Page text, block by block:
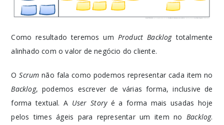
Como resultado teremos um Product Backlogtotalmente
alinhado com o valor de negócio do cliente.
OScrum não fala como podemos representar cada item no
Backlog, podemos escrever de várias forma, inclusive de
forma textual. A User Storyé a forma mais usadas hoje
pelos times ágeis para representar um item no Backlog.